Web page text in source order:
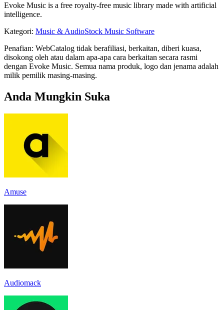
Evoke Music is a free royalty-free music library made with artificial
intelligence.
Kategori: Music & AudioStock Music Software
Penafian: WebCatalog tidak berafiliasi, berkaitan, diberi kuasa,
disokong oleh atau dalam apa-apa cara berkaitan secara rasmi
dengan Evoke Music. Semua nama produk, logo dan jenama adalah
milik pemilik masing-masing.
Anda Mungkin Suka
Amuse
Audiomack